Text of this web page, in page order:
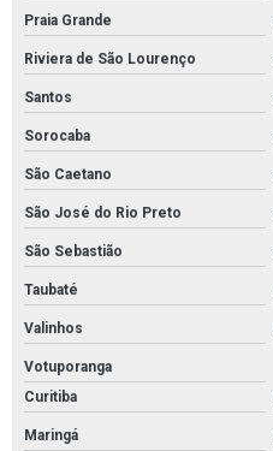
Praia Grande
Riviera de São Lourenço
Santos
Sorocaba
São Caetano
São José do Rio Preto
São Sebastião
Taubaté
Valinhos
Votuporanga
Curitiba
Maringá